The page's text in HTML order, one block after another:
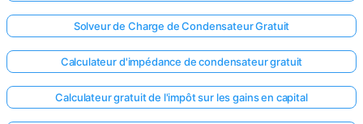
Solveur de Charge de Condensateur Gratuit
Calculateur d'impédance de condensateur gratuit
Calculateur gratuit de l'impôt sur les gains en capital